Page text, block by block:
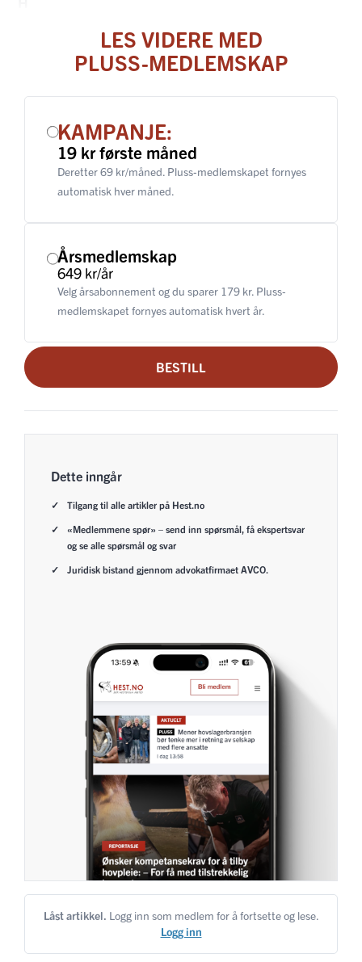
LES VIDERE MED
PLUSS-MEDLEMSKAP
KAMPANJE:
19 kr første måned
Deretter 69 kr/måned. Pluss-medlemskapet fornyes
automatisk hver måned.
Årsmedlemskap
649 kr/år
Velg årsabonnement og du sparer 179 kr. Pluss-
medlemskapet fornyes automatisk hvert år.
BESTILL
Dette inngår
Tilgang til alle artikler på Hest.no
«Medlemmene spør» – send inn spørsmål, få ekspertsvar
og se alle spørsmål og svar
Juridisk bistand gjennom advokatfirmaet AVCO.
Låst artikkel. Logg inn som medlem for å fortsette og lese.
Logg inn